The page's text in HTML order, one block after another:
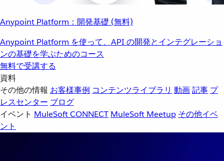
Anypoint Platform：開発基礎 (無料)
Anypoint Platform を使って、API の開発とインテグレーショ
ンの基礎を学ぶためのコース
無料で受講する
資料
その他の情報 お客様事例 コンテンツライブラリ 動画記事 プ
レスセンター ブログ
イベント MuleSoft CONNECT MuleSoft Meetup その他イベ
ント